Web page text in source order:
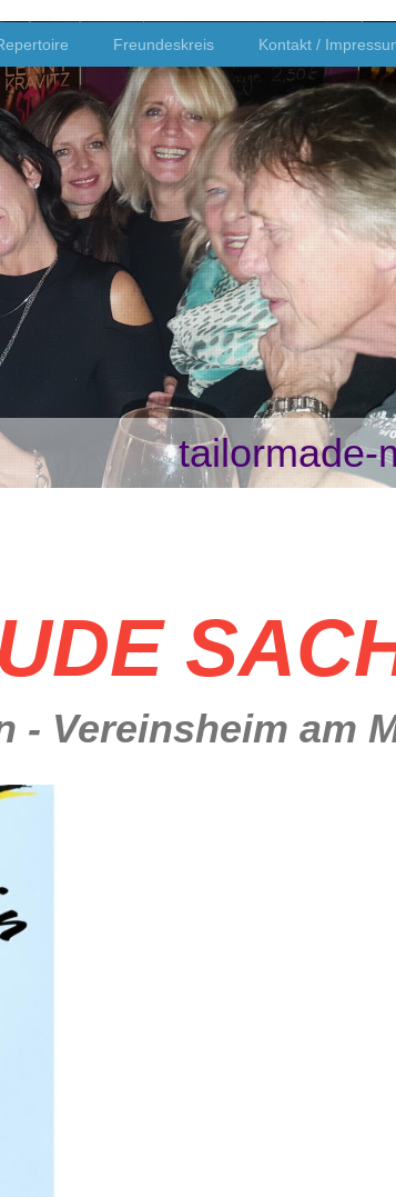
Freundeskreis Kontakt /
tailormade-
- Vereinsheim am